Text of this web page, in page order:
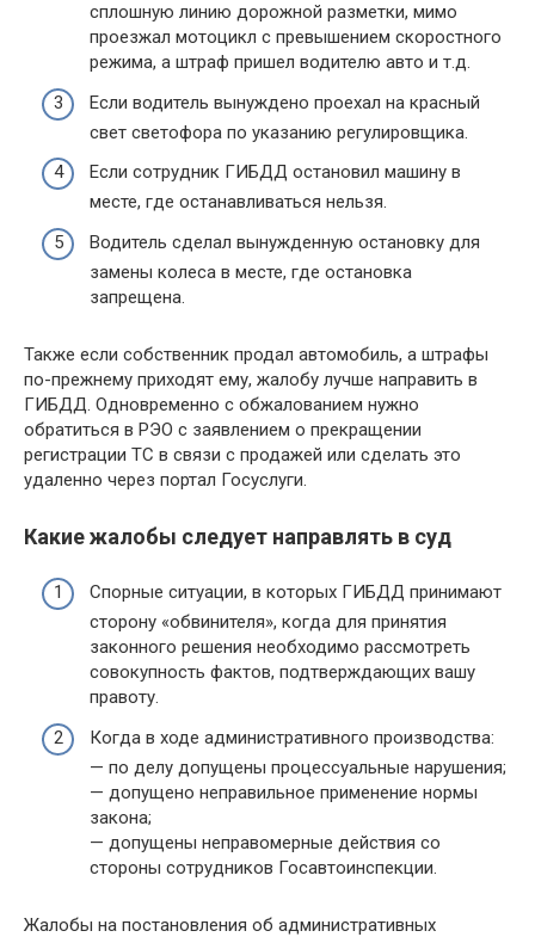
сплошную линию дорожной разметки, мимо
проезжал мотоцикл с превышением скоростного
режима, а штраф пришел водителю авто и т.д.
Если водитель вынуждено проехал на красный
свет светофора по указанию регулировщика.
Если сотрудник ГИБДД остановил машину в
месте, где останавливаться нельзя.
Водитель сделал вынужденную остановку для
замены колеса в месте, где остановка
запрещена.
Также если собственник продал автомобиль, а штрафы
по-прежнему приходят ему, жалобу лучше направить в
ГИБДД. Одновременно с обжалованием нужно
обратиться в РЭО с заявлением о прекращении
регистрации ТС в связи с продажей или сделать это
удаленно через портал Госуслуги.
Какие жалобы следует направлять в суд
Спорные ситуации, в которых ГИБДД принимают
сторону «обвинителя», когда для принятия
законного решения необходимо рассмотреть
совокупность фактов, подтверждающих вашу
правоту.
Когда в ходе административного производства:
— по делу допущены процессуальные нарушения;
— допущено неправильное применение нормы
закона;
— допущены неправомерные действия со
стороны сотрудников Госавтоинспекции.
Жалобы на постановления об административных